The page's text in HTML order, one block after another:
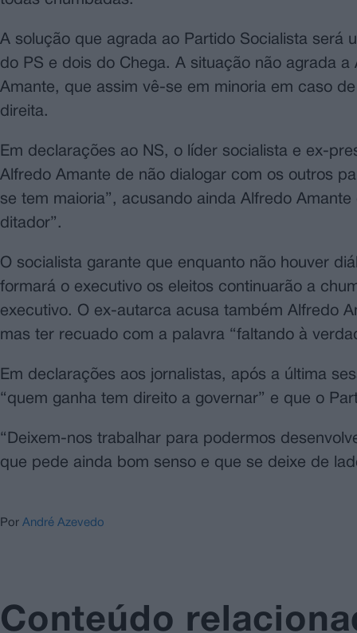
A solução que agrada ao Partido Socialista será
do PS e dois do Chega. A situação não agrada
Amante, que assim vê-se em minoria em caso
direita.
Em declarações ao NS, o líder socialista e ex-
Alfredo Amante de não dialogar com os outros
se tem maioria”, acusando ainda Alfredo
ditador”.
O socialista garante que enquanto não houver
formará o executivo os eleitos continuarão a
executivo. O ex-autarca acusa também Alfredo
mas ter recuado com a palavra “faltando à
Em declarações aos jornalistas, após a última
“quem ganha tem direito a governar” e que o
“Deixem-nos trabalhar para podermos
que pede ainda bom senso e que se deixe de
Por André Azevedo
Conteúdo